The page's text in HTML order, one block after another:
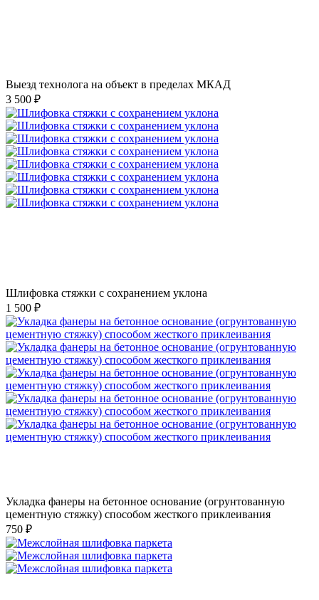
Выезд технолога на объект в пределах МКАД
3 500 ₽
Шлифовка стяжки с сохранением уклона
1 500 ₽
Укладка фанеры на бетонное основание (огрунтованную
цементную стяжку) способом жесткого приклеивания
750 ₽